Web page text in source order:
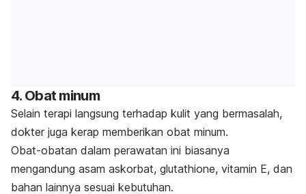
4. Obat minum
Selain terapi langsung terhadap kulit yang bermasalah,
dokter juga kerap memberikan obat minum.
Obat-obatan dalam perawatan ini biasanya
mengandung asam askorbat, glutathione, vitamin E, dan
bahan lainnya sesuai kebutuhan.